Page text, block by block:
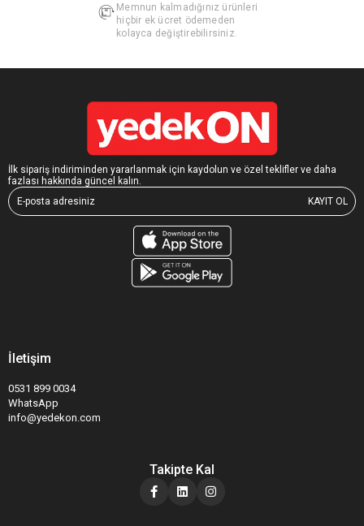
Memnun kalmadığınız ürünleri
hiçbir ek ücret ödemeden
kolayca değiştirebilirsiniz.
İlk sipariş indiriminden yararlanmak için kaydolun ve özel teklifler ve daha
fazlası hakkında güncel kalın.
KAYIT OL
İletişim
0531 899 0034
WhatsApp
info@yedekon.com
Takipte Kal